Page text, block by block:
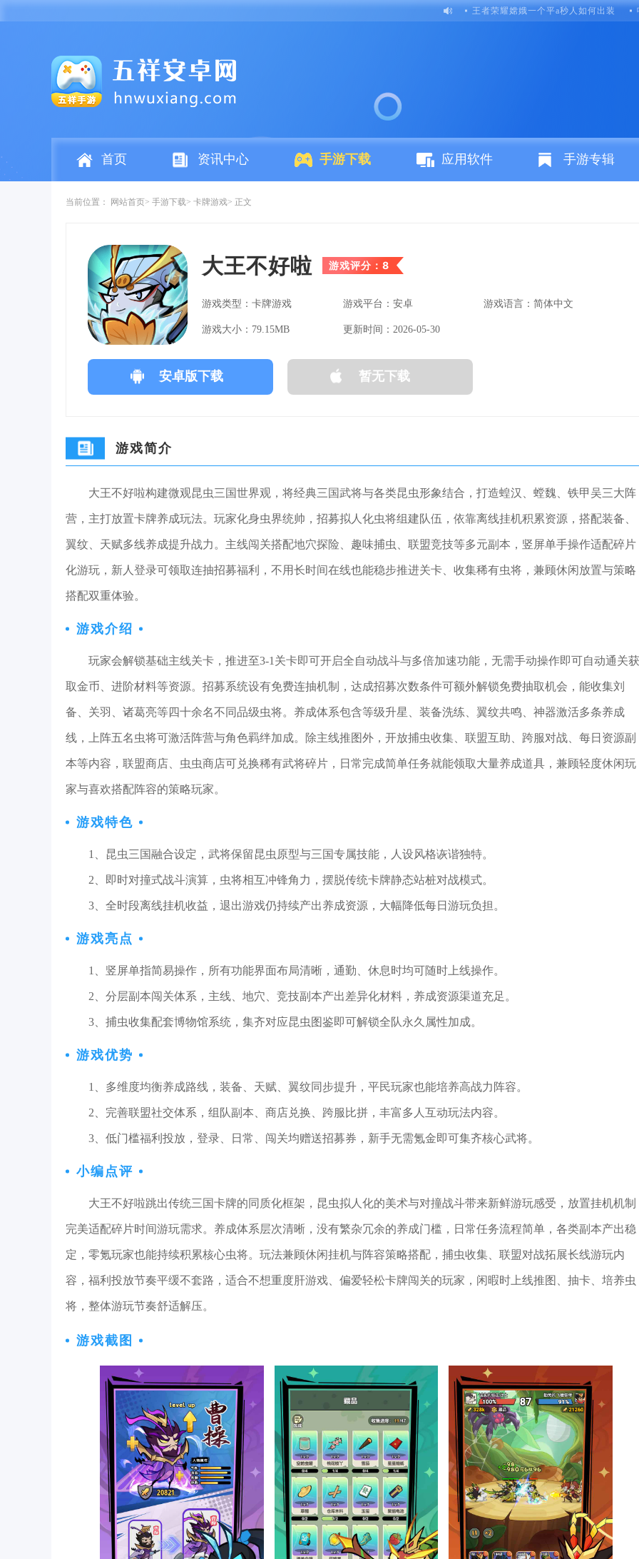
王者荣耀嫦娥一个平a秒人如何出装
首页 资讯中心 手游下载 应用软件 手游专辑
当前位置： 网站首页 手游下载 卡牌游戏 正文
大王不好啦 游戏评分：8
游戏类型：卡牌游戏 游戏平台：安卓 游戏语言：简体中文
游戏大小：79.15MB 更新时间：2026-05-30
安卓版下载 暂无下载
游戏简介
大王不好啦构建微观昆虫三国世界观，将经典三国武将与各类昆虫形象结合，打造蝗汉、螳魏、铁甲吴三大阵
营，主打放置卡牌养成玩法。玩家化身虫界统帅，招募拟人化虫将组建队伍，依靠离线挂机积累资源，搭配装备、
翼纹、天赋多线养成提升战力。主线闯关搭配地穴探险、趣味捕虫、联盟竞技等多元副本，竖屏单手操作适配碎片
化游玩，新人登录可领取连抽招募福利，不用长时间在线也能稳步推进关卡、收集稀有虫将，兼顾休闲放置与策略
搭配双重体验。
游戏介绍
玩家会解锁基础主线关卡，推进至3-1关卡即可开启全自动战斗与多倍加速功能，无需手动操作即可自动通关获
取金币、进阶材料等资源。招募系统设有免费连抽机制，达成招募次数条件可额外解锁免费抽取机会，能收集刘
备、关羽、诸葛亮等四十余名不同品级虫将。养成体系包含等级升星、装备洗练、翼纹共鸣、神器激活多条养成
线，上阵五名虫将可激活阵营与角色羁绊加成。除主线推图外，开放捕虫收集、联盟互助、跨服对战、每日资源副
本等内容，联盟商店、虫虫商店可兑换稀有武将碎片，日常完成简单任务就能领取大量养成道具，兼顾轻度休闲玩
家与喜欢搭配阵容的策略玩家。
游戏特色
1、昆虫三国融合设定，武将保留昆虫原型与三国专属技能，人设风格诙谐独特。
2、即时对撞式战斗演算，虫将相互冲锋角力，摆脱传统卡牌静态站桩对战模式。
3、全时段离线挂机收益，退出游戏仍持续产出养成资源，大幅降低每日游玩负担。
游戏亮点
1、竖屏单指简易操作，所有功能界面布局清晰，通勤、休息时均可随时上线操作。
2、分层副本闯关体系，主线、地穴、竞技副本产出差异化材料，养成资源渠道充足。
3、捕虫收集配套博物馆系统，集齐对应昆虫图鉴即可解锁全队永久属性加成。
游戏优势
1、多维度均衡养成路线，装备、天赋、翼纹同步提升，平民玩家也能培养高战力阵容。
2、完善联盟社交体系，组队副本、商店兑换、跨服比拼，丰富多人互动玩法内容。
3、低门槛福利投放，登录、日常、闯关均赠送招募券，新手无需氪金即可集齐核心武将。
小编点评
大王不好啦跳出传统三国卡牌的同质化框架，昆虫拟人化的美术与对撞战斗带来新鲜游玩感受，放置挂机机制
完美适配碎片时间游玩需求。养成体系层次清晰，没有繁杂冗余的养成门槛，日常任务流程简单，各类副本产出稳
定，零氪玩家也能持续积累核心虫将。玩法兼顾休闲挂机与阵容策略搭配，捕虫收集、联盟对战拓展长线游玩内
容，福利投放节奏平缓不套路，适合不想重度肝游戏、偏爱轻松卡牌闯关的玩家，闲暇时上线推图、抽卡、培养虫
将，整体游玩节奏舒适解压。
游戏截图